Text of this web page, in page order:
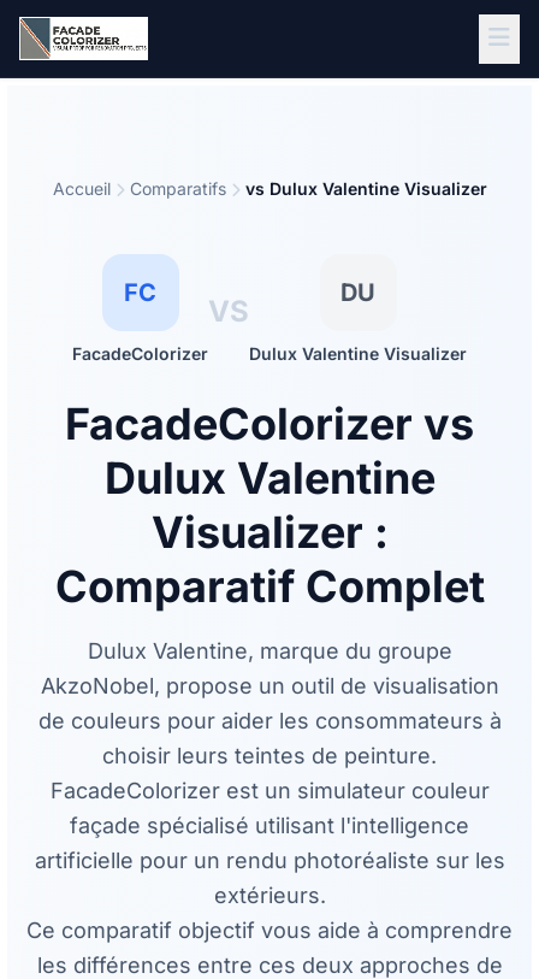
Aller au contenu principal
Accueil Comparatifs vs Dulux Valentine Visualizer
FC
FacadeColorizer
VS
DU
Dulux Valentine Visualizer
FacadeColorizer vs
Dulux Valentine
Visualizer :
Comparatif Complet
Dulux Valentine, marque du groupe
AkzoNobel, propose un outil de visualisation
de couleurs pour aider les consommateurs à
choisir leurs teintes de peinture.
FacadeColorizer est un simulateur couleur
façade spécialisé utilisant l'intelligence
artificielle pour un rendu photoréaliste sur les
extérieurs.
Ce comparatif objectif vous aide à comprendre
les différences entre ces deux approches de